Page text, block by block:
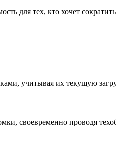
для тех, кто хочет
учитывая их текущую
своевременно проводя